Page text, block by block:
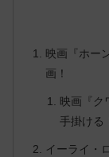
映画『ホー
画！
映画『ク
手掛ける
イーライ・